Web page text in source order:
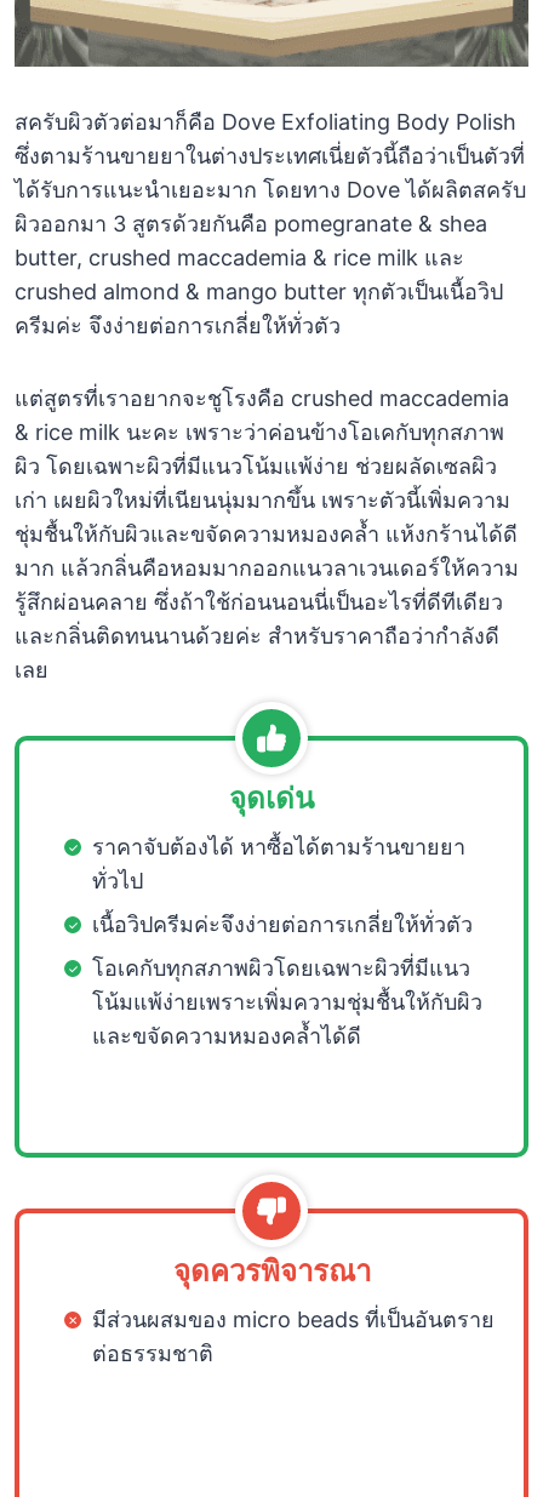
สครับผิวตัวต่อมาก็คือ Dove Exfoliating Body Polish
ซึ่งตามร้านขายยาในต่างประเทศเนี่ยตัวนี้ถือว่าเป็นตัวที่
ได้รับการแนะนำเยอะมาก โดยทาง Dove ได้ผลิตสครับ
ผิวออกมา 3 สูตรด้วยกันคือ pomegranate & shea
butter, crushed maccademia & rice milk และ
crushed almond & mango butter ทุกตัวเป็นเนื้อวิป
ครีมค่ะ จึงง่ายต่อการเกลี่ยให้ทั่วตัว
แต่สูตรที่เราอยากจะชูโรงคือ crushed maccademia
& rice milk นะคะ เพราะว่าค่อนข้างโอเคกับทุกสภาพ
ผิว โดยเฉพาะผิวที่มีแนวโน้มแพ้ง่าย ช่วยผลัดเซลผิว
เก่า เผยผิวใหม่ที่เนียนนุ่มมากขึ้น เพราะตัวนี้เพิ่มความ
ชุ่มชื้นให้กับผิวและขจัดความหมองคล้ำ แห้งกร้านได้ดี
มาก แล้วกลิ่นคือหอมมากออกแนวลาเวนเดอร์ให้ความ
รู้สึกผ่อนคลาย ซึ่งถ้าใช้ก่อนนอนนี่เป็นอะไรที่ดีทีเดียว
และกลิ่นติดทนนานด้วยค่ะ สำหรับราคาถือว่ากำลังดี
เลย
จุดเด่น
ราคาจับต้องได้ หาซื้อได้ตามร้านขายยา
ทั่วไป
เนื้อวิปครีมค่ะจึงง่ายต่อการเกลี่ยให้ทั่วตัว
โอเคกับทุกสภาพผิวโดยเฉพาะผิวที่มีแนว
โน้มแพ้ง่ายเพราะเพิ่มความชุ่มชื้นให้กับผิว
และขจัดความหมองคล้ำได้ดี
จุดควรพิจารณา
มีส่วนผสมของ micro beads ที่เป็นอันตราย
ต่อธรรมชาติ